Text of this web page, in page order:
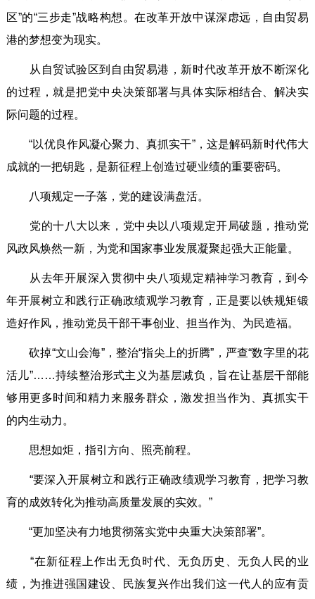
区”的“三步走”战略构想。在改革开放中谋深虑远，自由贸易
港的梦想变为现实。
从自贸试验区到自由贸易港，新时代改革开放不断深化
的过程，就是把党中央决策部署与具体实际相结合、解决实
际问题的过程。
“以优良作风凝心聚力、真抓实干”，这是解码新时代伟大
成就的一把钥匙，是新征程上创造过硬业绩的重要密码。
八项规定一子落，党的建设满盘活。
党的十八大以来，党中央以八项规定开局破题，推动党
风政风焕然一新，为党和国家事业发展凝聚起强大正能量。
从去年开展深入贯彻中央八项规定精神学习教育，到今
年开展树立和践行正确政绩观学习教育，正是要以铁规矩锻
造好作风，推动党员干部干事创业、担当作为、为民造福。
砍掉“文山会海”，整治“指尖上的折腾”，严查“数字里的花
活儿”……持续整治形式主义为基层减负，旨在让基层干部能
够用更多时间和精力来服务群众，激发担当作为、真抓实干
的内生动力。
思想如炬，指引方向、照亮前程。
“要深入开展树立和践行正确政绩观学习教育，把学习教
育的成效转化为推动高质量发展的实效。”
“更加坚决有力地贯彻落实党中央重大决策部署”。
“在新征程上作出无负时代、无负历史、无负人民的业
绩，为推进强国建设、民族复兴作出我们这一代人的应有贡